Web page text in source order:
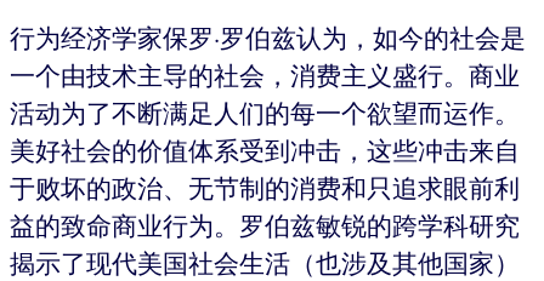
行为经济学家保罗·罗伯兹认为，如今的社会是
一个由技术主导的社会，消费主义盛行。商业
活动为了不断满足人们的每一个欲望而运作。
美好社会的价值体系受到冲击，这些冲击来自
于败坏的政治、无节制的消费和只追求眼前利
益的致命商业行为。罗伯兹敏锐的跨学科研究
揭示了现代美国社会生活（也涉及其他国家）